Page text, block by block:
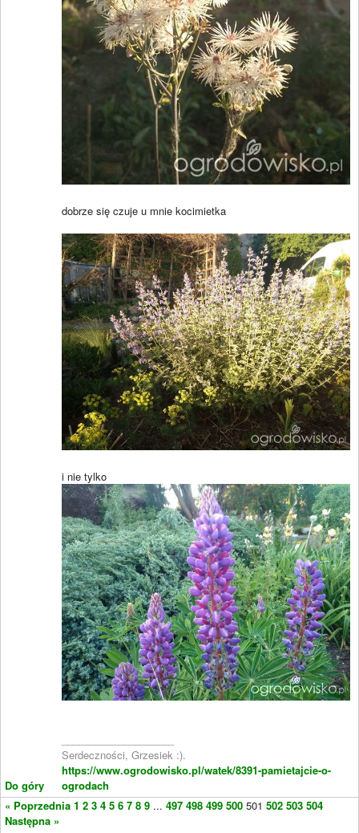
Do góry
dobrze się czuje u mnie kocimietka
i nie tylko
Serdeczności, Grzesiek :).
https://www.ogrodowisko.pl/watek/8391-pamietajcie-o-
ogrodach
« Poprzednia 1 2 3 4 5 6 7 8 9 ... 497 498 499 500 501 502 503 504
Następna »